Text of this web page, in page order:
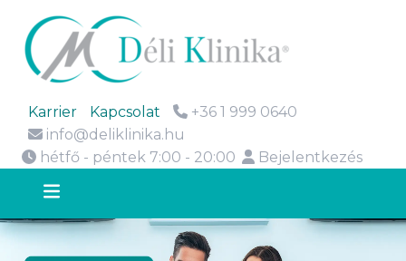
Karrier Kapcsolat
+36 1 999 0640
info@deliklinika.hu
hétfő - péntek 7:00 - 20:00
Bejelentkezés